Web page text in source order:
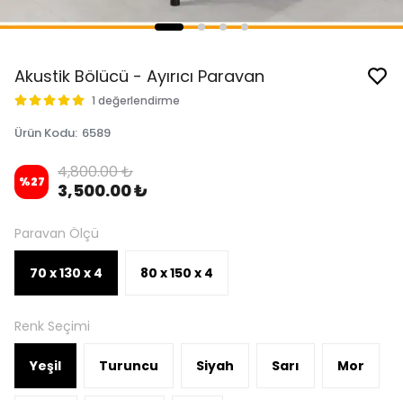
Akustik Bölücü - Ayırıcı Paravan
1 değerlendirme
Ürün Kodu: 6589
%27 4,800.00 ₺
3,500.00 ₺
Paravan Ölçü
70 x 130 x 4 80 x 150 x 4
Renk Seçimi
Yeşil Turuncu Siyah Sarı Mor